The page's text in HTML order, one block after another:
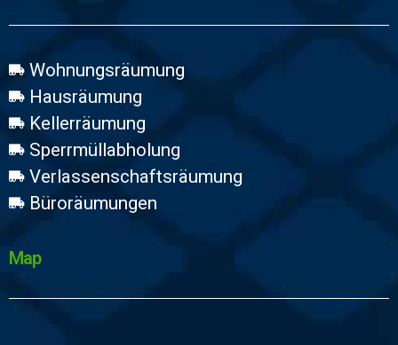
Wohnungsräumung
Hausräumung
Kellerräumung
Sperrmüllabholung
Verlassenschaftsräumung
Büroräumungen
Map